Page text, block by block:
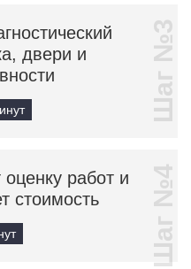
двери и
Шаг №3
работ и
стоимость
Шаг №4